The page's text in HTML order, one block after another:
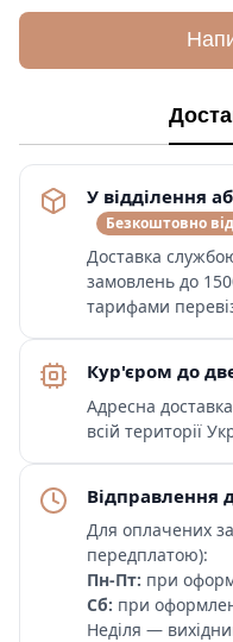
У відділення
Безкоштовно
Доставка
замовлень до
тарифами
Кур'єром до
Адресна
всій території
Відправлення
Для оплачених
передплатою):
Пн-Пт: при
Сб: при
Неділя —